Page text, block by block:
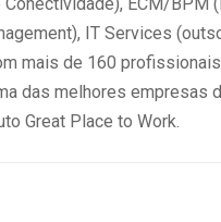
IT Services
mais de 160
das melhores empresas
Great Place to Work.